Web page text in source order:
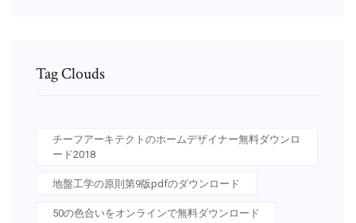
Tag Clouds
チーフアーキテクトのホームデザイナー無料ダウンロ
ード2018
地盤工学の原則第9版pdfのダウンロード
50の色合いをオンラインで無料ダウンロード